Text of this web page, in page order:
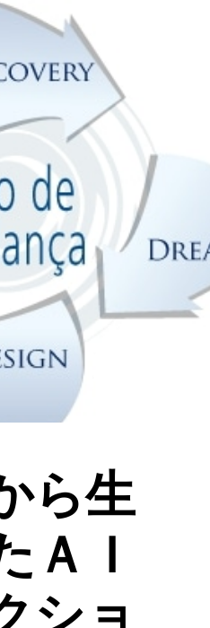
ら生
ＡＩ
ショ